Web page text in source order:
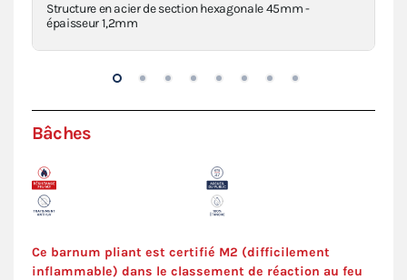
Structure en acier de section hexagonale 45mm -
épaisseur 1,2mm
Bâches
Ce barnum pliant est certifié M2 (difficilement
inflammable) dans le classement de réaction au feu